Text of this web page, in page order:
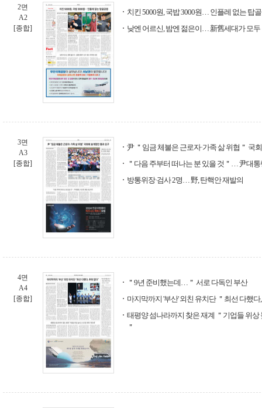
2면
A2
[종합]
치킨 5000원, 국밥 3000원… 인플레 없는 탑
낮엔 어르신, 밤엔 젊은이… 新舊세대가 모두
3면
A3
[종합]
尹 ＂임금 체불은 근로자·가족 삶 위협＂ 국
＂다음 주부터 떠나는 분 있을 것＂… 尹대
방통위장·검사 2명… 野, 탄핵안 재발의
4면
A4
[종합]
＂9년 준비했는데…＂ 서로 다독인 부산
마지막까지 '부산' 외친 유치단 ＂최선 다했다
태평양 섬나라까지 찾은 재계 ＂기업들 위상
＂